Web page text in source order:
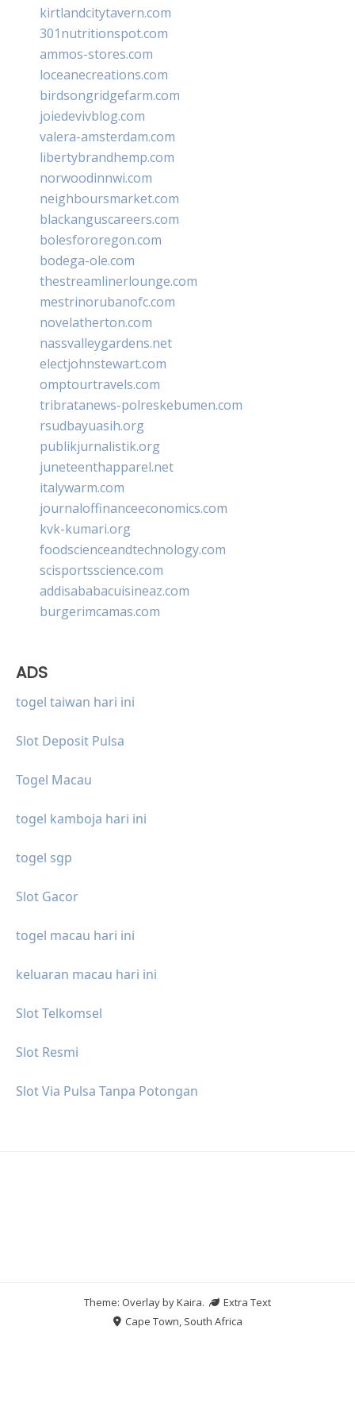
kirtlandcitytavern.com
301nutritionspot.com
ammos-stores.com
loceanecreations.com
birdsongridgefarm.com
joiedevivblog.com
valera-amsterdam.com
libertybrandhemp.com
norwoodinnwi.com
neighboursmarket.com
blackanguscareers.com
bolesfororegon.com
bodega-ole.com
thestreamlinerlounge.com
mestrinorubanofc.com
novelatherton.com
nassvalleygardens.net
electjohnstewart.com
omptourtravels.com
tribratanews-polreskebumen.com
rsudbayuasih.org
publikjurnalistik.org
juneteenthapparel.net
italywarm.com
journaloffinanceeconomics.com
kvk-kumari.org
foodscienceandtechnology.com
scisportsscience.com
addisababacuisineaz.com
burgerimcamas.com
ADS
togel taiwan hari ini
Slot Deposit Pulsa
Togel Macau
togel kamboja hari ini
togel sgp
Slot Gacor
togel macau hari ini
keluaran macau hari ini
Slot Telkomsel
Slot Resmi
Slot Via Pulsa Tanpa Potongan
Theme: Overlay byKaira.
Extra Text
Cape Town, South Africa